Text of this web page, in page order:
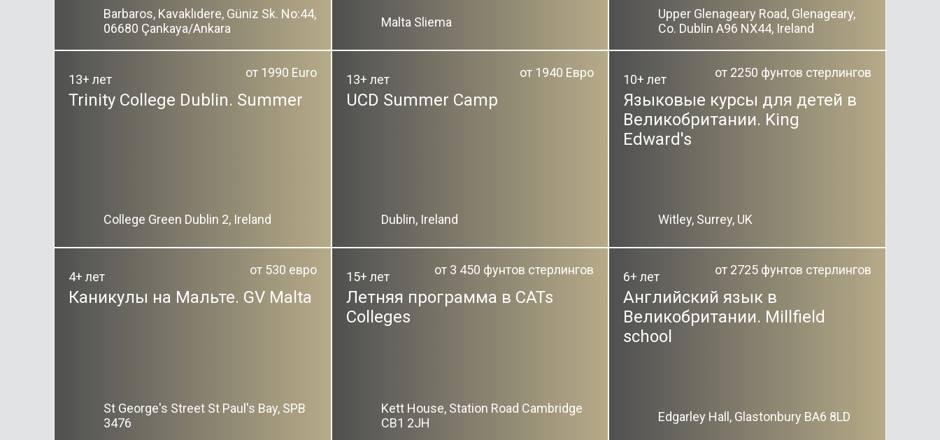
Barbaros, Kavaklıdere, Güniz Sk. No:44,
06680 Çankaya/Ankara
Malta Sliema
Upper Glenageary Road, Glenageary,
Co. Dublin A96 NX44, Ireland
13+ лет
Trinity College Dublin. Summer
от 1990 Euro
College Green Dublin 2, Ireland
13+ лет
UCD Summer Camp
от 1940 Евро
Dublin, Ireland
10+ лет
Языковые курсы для детей в
Великобритании. King
Edward's
от 2250 фунтов стерлингов
Witley, Surrey, UK
4+ лет
Каникулы на Мальте. GV Malta
от 530 евро
St George's Street St Paul's Bay, SPB
3476
15+ лет
Летняя программа в CATs
Colleges
от 3 450 фунтов стерлингов
Kett House, Station Road Cambridge
CB1 2JH
6+ лет
Английский язык в
Великобритании. Millfield
school
от 2725 фунтов стерлингов
Edgarley Hall, Glastonbury BA6 8LD